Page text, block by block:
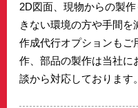
2D図面、現物からの製
きない環境の方や手間を
作成代行オプションもご
作、部品の製作は当社に
談から対応しております